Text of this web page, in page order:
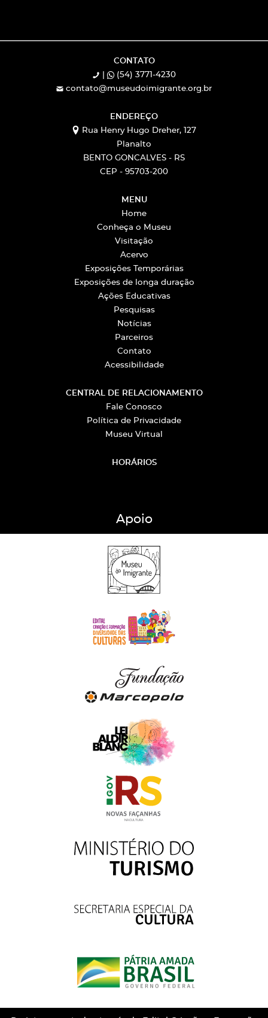
CONTATO
(54) 3771-4230
contato@museudoimigrante.org.br
ENDEREÇO
Rua Henry Hugo Dreher, 127
Planalto
BENTO GONCALVES - RS
CEP - 95703-200
MENU
Home
Conheça o Museu
Visitação
Acervo
Exposições Temporárias
Exposições de longa duração
Ações Educativas
Pesquisas
Notícias
Parceiros
Contato
Acessibilidade
CENTRAL DE RELACIONAMENTO
Fale Conosco
Política de Privacidade
Museu Virtual
HORÁRIOS
Apoio